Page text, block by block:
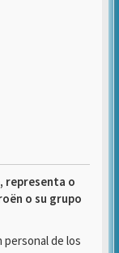
representa o
o su grupo
personal de los